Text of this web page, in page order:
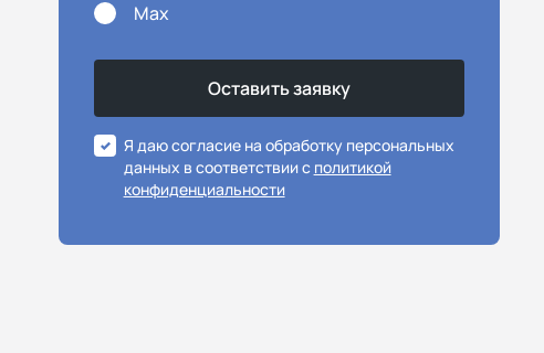
Max
Я даю согласие на обработку персональных
данных в соответствии с политикой
конфиденциальности